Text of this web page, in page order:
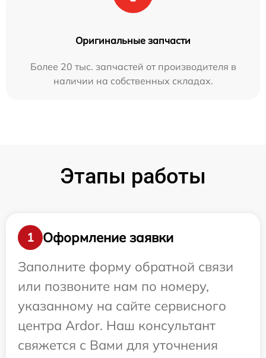
Оригинальные запчасти
Более 20 тыс. запчастей от производителя в
наличии на собственных складах.
Этапы работы
1
Оформление заявки
Заполните форму обратной связи
или позвоните нам по номеру,
указанному на сайте сервисного
центра Ardor. Наш консультант
свяжется с Вами для уточнения